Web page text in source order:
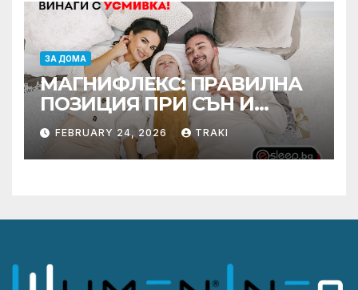
ЗА ДОМА
МАГНИФЛЕКС: ПРАВИЛНА
ПОЗИЦИЯ ПРИ СЪН И
ПРОМОЦИЯ В Е-SLEEP.BG
FEBRUARY 24, 2026 TRAKI